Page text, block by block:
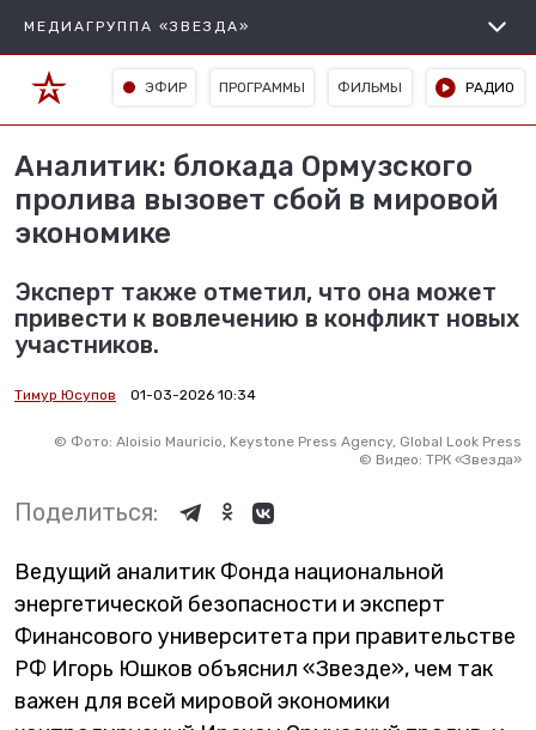
МЕДИАГРУППА «ЗВЕЗДА»
ЭФИР ПРОГРАММЫ ФИЛЬМЫ РАДИО
Аналитик: блокада Ормузского
пролива вызовет сбой в мировой
экономике
Эксперт также отметил, что она может
привести к вовлечению в конфликт новых
участников.
Тимур Юсупов 01-03-2026 10:34
© Фото: Aloisio Mauricio, Keystone Press Agency, Global Look Press
© Видео: ТРК «Звезда»
Поделиться:
Ведущий аналитик Фонда национальной
энергетической безопасности и эксперт
Финансового университета при правительстве
РФ Игорь Юшков объяснил «Звезде», чем так
важен для всей мировой экономики